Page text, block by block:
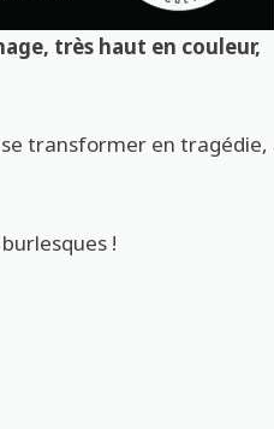
très haut en couleur,
transformer en tragédie,
!